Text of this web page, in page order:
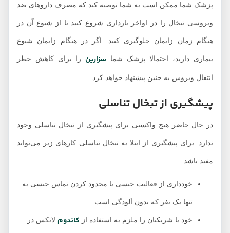
پزشک شما ممکن است به شما توصیه کند که مصرف داروهای ضد
ویروسی تبخال را در اواخر بارداری شروع کنید تا از شیوع آن در
هنگام زمان زایمان جلوگیری کنید. اگر در هنگام زایمان شیوع
بیماری دارید، احتمالا پزشک شماسزارینرا برای کاهش خطر
انتقال ویروس به جنین پیشنهاد خواهد کرد.
پیشگیری از تبخال تناسلی
در حال حاضر هیچ واکسنی برای پیشگیری از تبخال تناسلی وجود
ندارد. برای پیشگیری از ابتلا به تبخال تناسلی کارهای زیر می‌تواند
مفید باشد:
خودداری از فعالیت جنسی یا محدود کردن تماس جنسی به
تنها یک نفر که بدون آلودگی است.
خود یا شریکتان را ملزم به استفاده ازکاندوملاتکس در